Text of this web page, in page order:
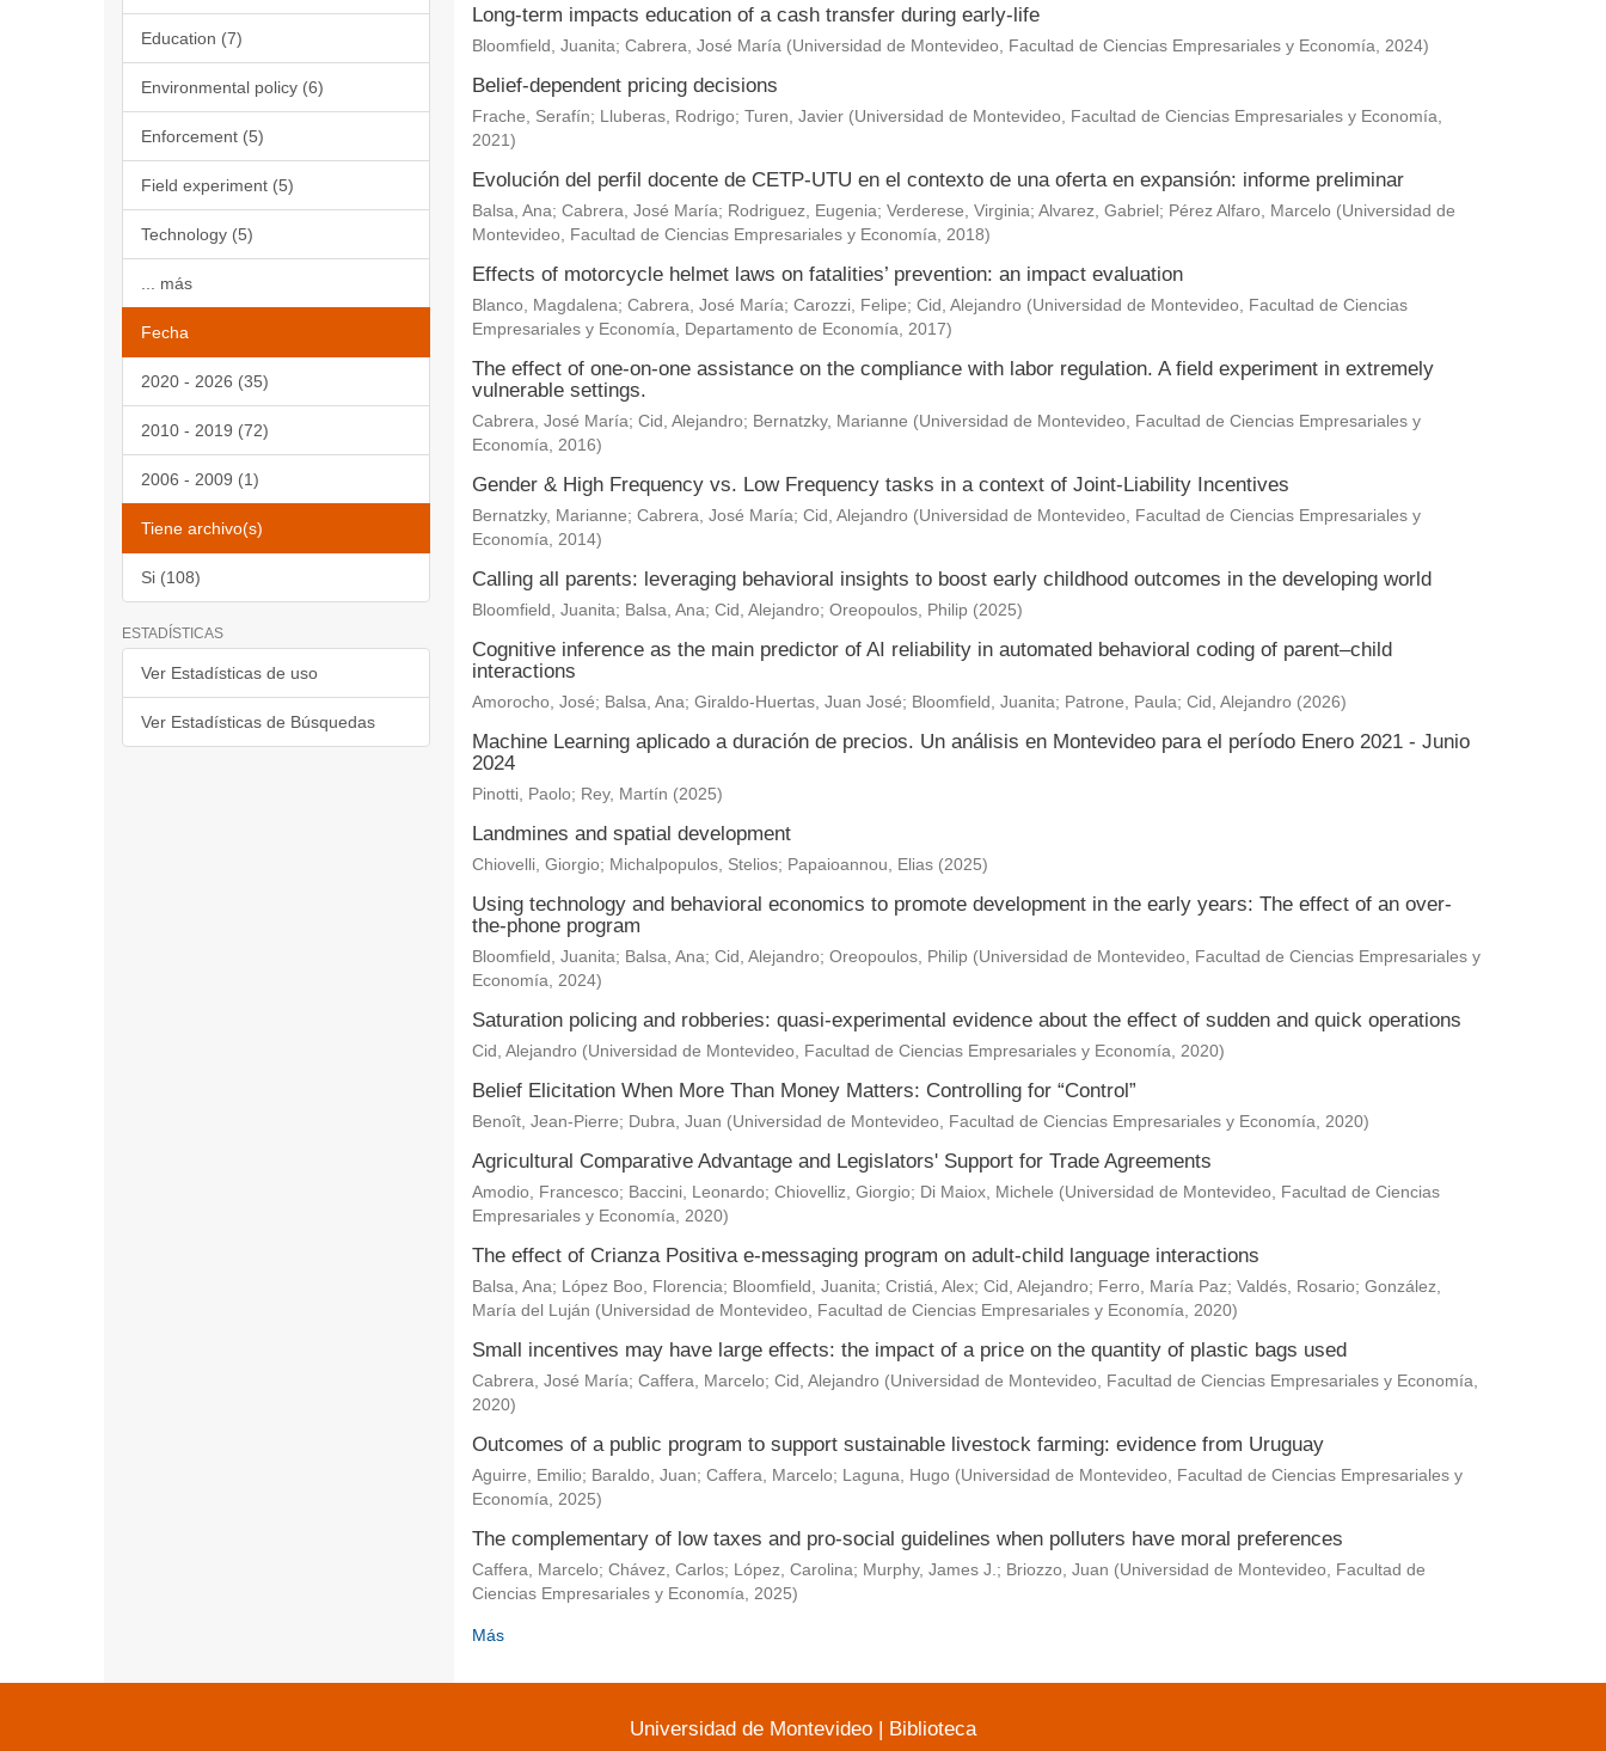
Education (7)
Environmental policy (6)
Enforcement (5)
Field experiment (5)
Technology (5)
... más
Fecha
2020 - 2026 (35)
2010 - 2019 (72)
2006 - 2009 (1)
Tiene archivo(s)
Si (108)
ESTADÍSTICAS
Ver Estadísticas de uso
Ver Estadísticas de Búsquedas
Long-term impacts education of a cash transfer during early-life
Bloomfield, Juanita; Cabrera, José María (Universidad de Montevideo, Facultad de Ciencias Empresariales y Economía, 2024)
Belief-dependent pricing decisions
Frache, Serafín; Lluberas, Rodrigo; Turen, Javier (Universidad de Montevideo, Facultad de Ciencias Empresariales y Economía,
2021)
Evolución del perfil docente de CETP-UTU en el contexto de una oferta en expansión: informe preliminar
Balsa, Ana; Cabrera, José María; Rodriguez, Eugenia; Verderese, Virginia; Alvarez, Gabriel ; Pérez Alfaro, Marcelo (Universidad de
Montevideo, Facultad de Ciencias Empresariales y Economía, 2018)
Effects of motorcycle helmet laws on fatalities’ prevention: an impact evaluation
Blanco, Magdalena; Cabrera, José María; Carozzi, Felipe; Cid, Alejandro (Universidad de Montevideo, Facultad de Ciencias
Empresariales y Economía, Departamento de Economía, 2017)
The effect of one-on-one assistance on the compliance with labor regulation. A field experiment in extremely
vulnerable settings.
Cabrera, José María; Cid, Alejandro; Bernatzky, Marianne (Universidad de Montevideo, Facultad de Ciencias Empresariales y
Economía, 2016)
Gender & High Frequency vs. Low Frequency tasks in a context of Joint-Liability Incentives
Bernatzky, Marianne; Cabrera, José María; Cid, Alejandro (Universidad de Montevideo, Facultad de Ciencias Empresariales y
Economía, 2014)
Calling all parents: leveraging behavioral insights to boost early childhood outcomes in the developing world
Bloomfield, Juanita; Balsa, Ana; Cid, Alejandro; Oreopoulos, Philip (2025)
Cognitive inference as the main predictor of AI reliability in automated behavioral coding of parent–child
interactions
Amorocho, José; Balsa, Ana; Giraldo-Huertas, Juan José; Bloomfield, Juanita; Patrone, Paula; Cid, Alejandro (2026)
Machine Learning aplicado a duración de precios. Un análisis en Montevideo para el período Enero 2021 - Junio
2024
Pinotti, Paolo; Rey, Martín (2025)
Landmines and spatial development
Chiovelli, Giorgio; Michalpopulos, Stelios; Papaioannou, Elias (2025)
Using technology and behavioral economics to promote development in the early years: The effect of an over-
the-phone program
Bloomfield, Juanita; Balsa, Ana; Cid, Alejandro; Oreopoulos, Philip (Universidad de Montevideo, Facultad de Ciencias Empresariales y
Economía, 2024)
Saturation policing and robberies: quasi-experimental evidence about the effect of sudden and quick operations
Cid, Alejandro (Universidad de Montevideo, Facultad de Ciencias Empresariales y Economía, 2020)
Belief Elicitation When More Than Money Matters: Controlling for “Control”
Benoît, Jean-Pierre; Dubra, Juan (Universidad de Montevideo, Facultad de Ciencias Empresariales y Economía, 2020)
Agricultural Comparative Advantage and Legislators' Support for Trade Agreements
Amodio, Francesco; Baccini, Leonardo; Chiovelliz, Giorgio; Di Maiox, Michele (Universidad de Montevideo, Facultad de Ciencias
Empresariales y Economía, 2020)
The effect of Crianza Positiva e-messaging program on adult-child language interactions
Balsa, Ana; López Boo, Florencia; Bloomfield, Juanita; Cristiá, Alex; Cid, Alejandro; Ferro, María Paz; Valdés, Rosario; González,
María del Luján (Universidad de Montevideo, Facultad de Ciencias Empresariales y Economía, 2020)
Small incentives may have large effects: the impact of a price on the quantity of plastic bags used
Cabrera, José María; Caffera, Marcelo; Cid, Alejandro (Universidad de Montevideo, Facultad de Ciencias Empresariales y Economía,
2020)
Outcomes of a public program to support sustainable livestock farming: evidence from Uruguay
Aguirre, Emilio; Baraldo, Juan; Caffera, Marcelo; Laguna, Hugo (Universidad de Montevideo, Facultad de Ciencias Empresariales y
Economía, 2025)
The complementary of low taxes and pro-social guidelines when polluters have moral preferences
Caffera, Marcelo; Chávez, Carlos; López, Carolina; Murphy, James J.; Briozzo, Juan (Universidad de Montevideo, Facultad de
Ciencias Empresariales y Economía, 2025)
Más
Universidad de Montevideo | Biblioteca